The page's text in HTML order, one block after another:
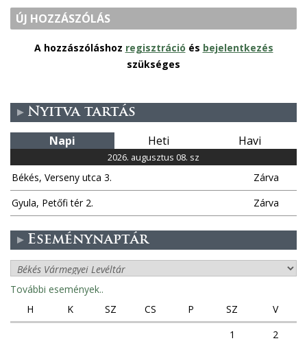
ÚJ HOZZÁSZÓLÁS
A hozzászóláshoz regisztráció és bejelentkezés
szükséges
Nyitva tartás
Napi Heti Havi
2026. augusztus 08. sz
Békés, Verseny utca 3.
Zárva
Gyula, Petőfi tér 2.
Zárva
Eseménynaptár
További események..
H
K SZ CS P SZ
V
1
2